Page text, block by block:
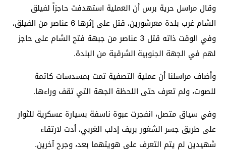
وقال مراسل حرية برس أن العملية استهدفت حاجزاً لفيلق
الشام غرب بلدة معرشورين، قتل على إثرها 6 عناصر من الفيلق،
وفي الوقت ذاته قتل 3 عناصر من جبهة فتح الشام على حاجز
لهم في الجهة الجنوبية الشرقية من البلدة.
وأضاف مراسلنا أن عملية التصفية تمت بمسدسات كاتمة
للصوت، ولم تعرف حتى اللحظة الجهة التي تقف وراءها.
وفي سياق متصل، انفجرت عبوة ناسفة بسيارة عسكرية للثوار
على طريق جسر الشغور بريف إدلب الغربي، أدت لارتقاء
شهيدين لم يتم التعرف على هويتهما بعد، وجرح آخرين.